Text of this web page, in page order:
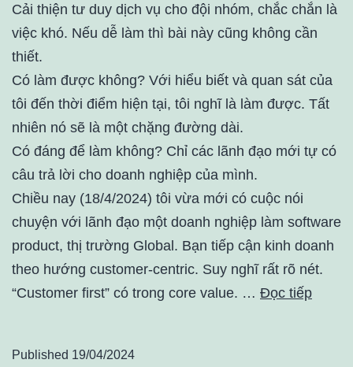
Cải thiện tư duy dịch vụ cho đội nhóm, chắc chắn là
việc khó. Nếu dễ làm thì bài này cũng không cần
thiết.
Có làm được không? Với hiểu biết và quan sát của
tôi đến thời điểm hiện tại, tôi nghĩ là làm được. Tất
nhiên nó sẽ là một chặng đường dài.
Có đáng để làm không? Chỉ các lãnh đạo mới tự có
câu trả lời cho doanh nghiệp của mình.
Chiều nay (18/4/2024) tôi vừa mới có cuộc nói
chuyện với lãnh đạo một doanh nghiệp làm software
product, thị trường Global. Bạn tiếp cận kinh doanh
theo hướng customer-centric. Suy nghĩ rất rõ nét.
“Customer first” có trong core value. … Đọc tiếp
Published 19/04/2024